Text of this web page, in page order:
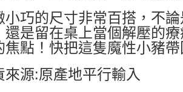
小巧的尺寸非常百搭，不
還是留在桌上當個解壓的
焦點！快把這隻魔性小豬
來源:原產地平行輸入